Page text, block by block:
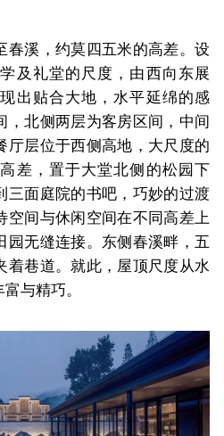
春溪，约莫四五米的高差。设
及礼堂的尺度，由西向东展
出贴合大地，水平延绵的感
，北侧两层为客房区间，中间
厅层位于西侧高地，大尺度的
差，置于大堂北侧的松园下
三面庭院的书吧，巧妙的过渡
空间与休闲空间在不同高差上
园无缝连接。东侧春溪畔，五
着巷道。就此，屋顶尺度从水
与精巧。